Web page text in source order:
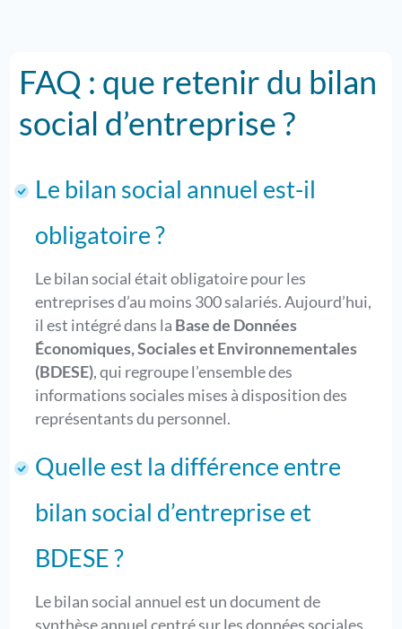
FAQ : que retenir du bilan
social d’entreprise ?
Le bilan social annuel est-il
obligatoire ?
Le bilan social était obligatoire pour les
entreprises d’au moins 300 salariés. Aujourd’hui,
il est intégré dans la Base de Données
Économiques, Sociales et Environnementales
(BDESE), qui regroupe l’ensemble des
informations sociales mises à disposition des
représentants du personnel.
Quelle est la différence entre
bilan social d’entreprise et
BDESE ?
Le bilan social annuel est un document de
synthèse annuel centré sur les données sociales.